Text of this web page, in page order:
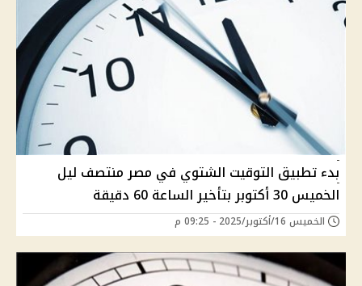
بدء تطبيق التوقيت الشتوي في مصر منتصف ليل
الخميس 30 أكتوبر بتأخير الساعة 60 دقيقة
الخميس 16/أكتوبر/2025 - 09:25 م